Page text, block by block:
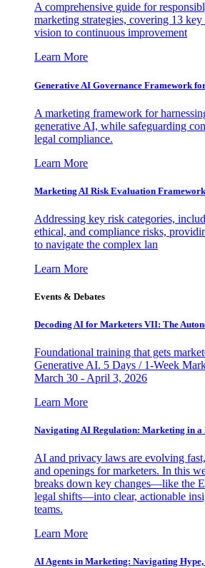
A comprehensive guide for
marketing strategies, covering 13 key
vision to continuous improvement
Learn More
Generative AI Governance Framework
A marketing framework for
generative AI, while safeguarding
legal compliance.
Learn More
Marketing AI Risk Evaluation Framework
Addressing key risk categories,
ethical, and compliance risks,
to navigate the complex lan
Learn More
Events & Debates
Decoding AI for Marketers VII: The
Foundational training that gets
Generative AI. 5 Days / 1-Week
March 30 - April 3, 2026
Learn More
Navigating AI Regulation: Marketing in a
AI and privacy laws are evolving
and openings for marketers. In this
breaks down key changes—like the
legal shifts—into clear, actionable
teams.
Learn More
AI Agents in Marketing: Navigating